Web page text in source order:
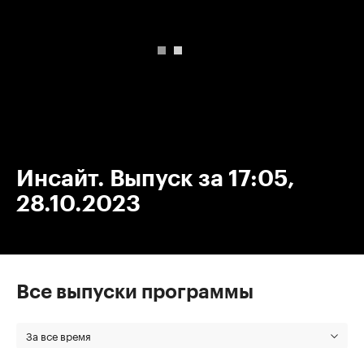
Инсайт. Выпуск за 17:05,
28.10.2023
Все выпуски программы
За все время